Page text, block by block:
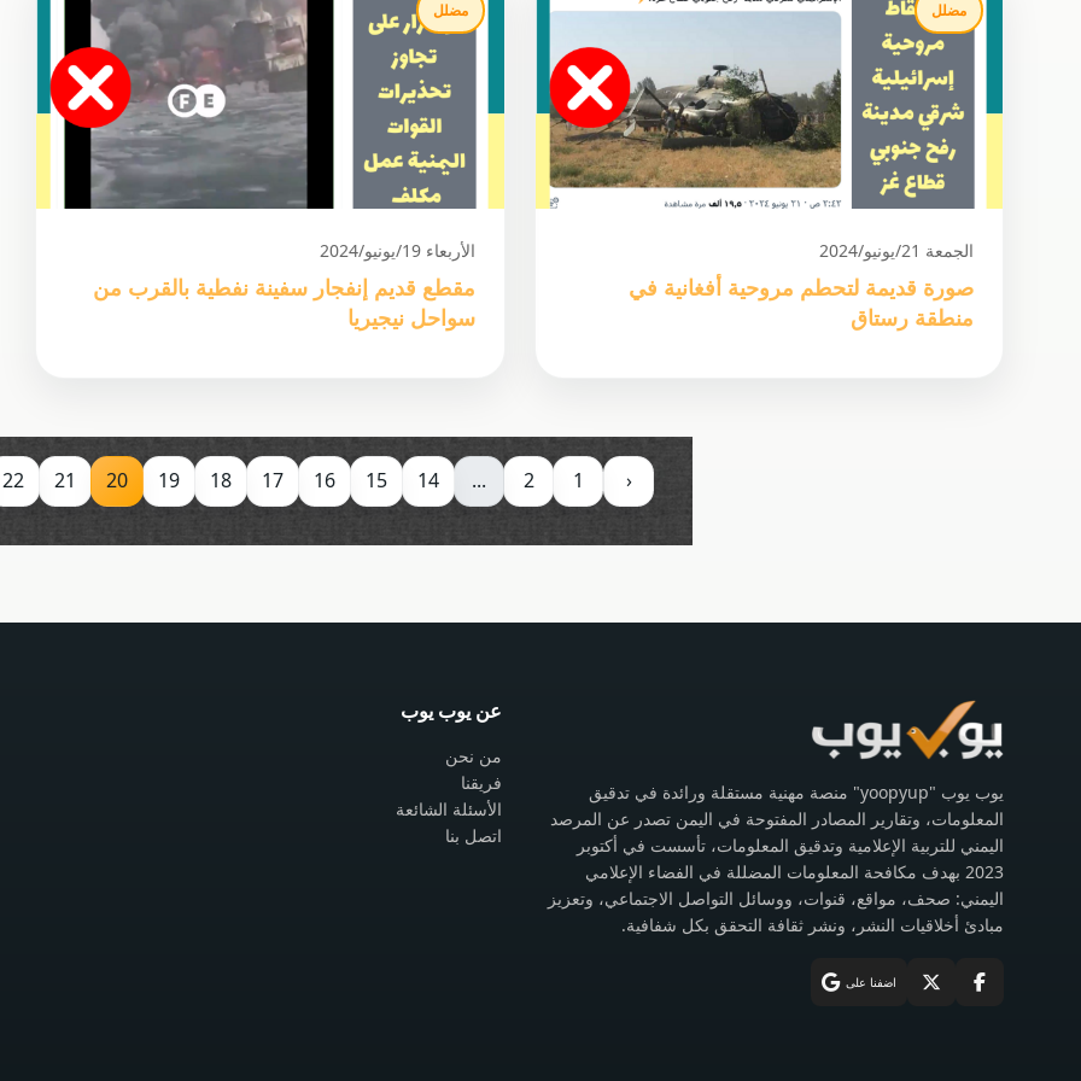
مضلل
الجمعة 21/يونيو/2024
صورة قديمة لتحطم مروحية أفغانية في
منطقة رستاق
مضلل
الأربعاء 19/يونيو/2024
مقطع قديم إنفجار سفينة نفطية بالقرب من
سواحل نيجيريا
‹
1
2
...
14
15
16
17
18
19
20
21
22
يوب يوب "yoopyup" منصة مهنية مستقلة ورائدة في تدقيق
المعلومات، وتقارير المصادر المفتوحة في اليمن تصدر عن المرصد
اليمني للتربية الإعلامية وتدقيق المعلومات، تأسست في أكتوبر
2023 بهدف مكافحة المعلومات المضللة في الفضاء الإعلامي
اليمني: صحف، مواقع، قنوات، ووسائل التواصل الاجتماعي، وتعزيز
مبادئ أخلاقيات النشر، ونشر ثقافة التحقق بكل شفافية.
اضفنا على
عن يوب يوب
من نحن
فريقنا
الأسئلة الشائعة
اتصل بنا